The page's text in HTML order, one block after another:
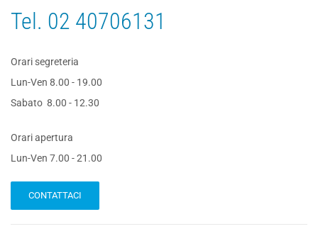
Tel. 02 40706131
Orari segreteria
Lun-Ven 8.00 - 19.00
Sabato 8.00 - 12.30
Orari apertura
Lun-Ven 7.00 - 21.00
CONTATTACI